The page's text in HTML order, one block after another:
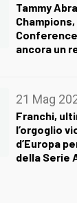
Tammy
ancora un
21 Mag
Franchi,
l’orgoglio
d’Europa
della Serie